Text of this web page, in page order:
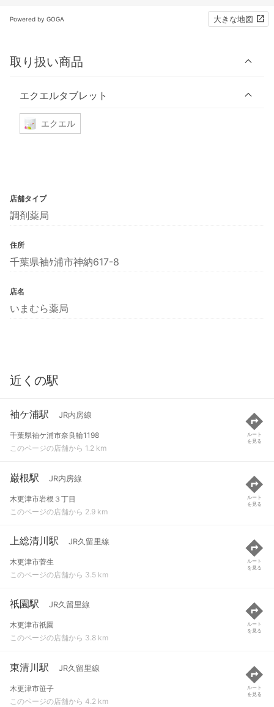
Powered by GOGA 大きな地図
取り扱い商品
エクエルタブレット
エクエル
店舗タイプ
調剤薬局
住所
千葉県袖ｹ浦市神納617-8
店名
いまむら薬局
近くの駅
袖ケ浦駅 JR内房線
千葉県袖ケ浦市奈良輪1198
このページの店舗から 1.2 km
ルート
を見る
巌根駅 JR内房線
木更津市岩根３丁目
このページの店舗から 2.9 km
ルート
を見る
上総清川駅 JR久留里線
木更津市菅生
このページの店舗から 3.5 km
ルート
を見る
祇園駅 JR久留里線
木更津市祇園
このページの店舗から 3.8 km
ルート
を見る
東清川駅 JR久留里線
木更津市笹子
このページの店舗から 4.2 km
ルート
を見る